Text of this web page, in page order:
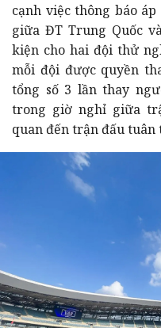
cạnh việc thông báo
giữa ĐT Trung Quốc
kiện cho hai đội thử
mỗi đội được quyền
tổng số 3 lần thay
trong giờ nghỉ giữa
quan đến trận đấu tuân